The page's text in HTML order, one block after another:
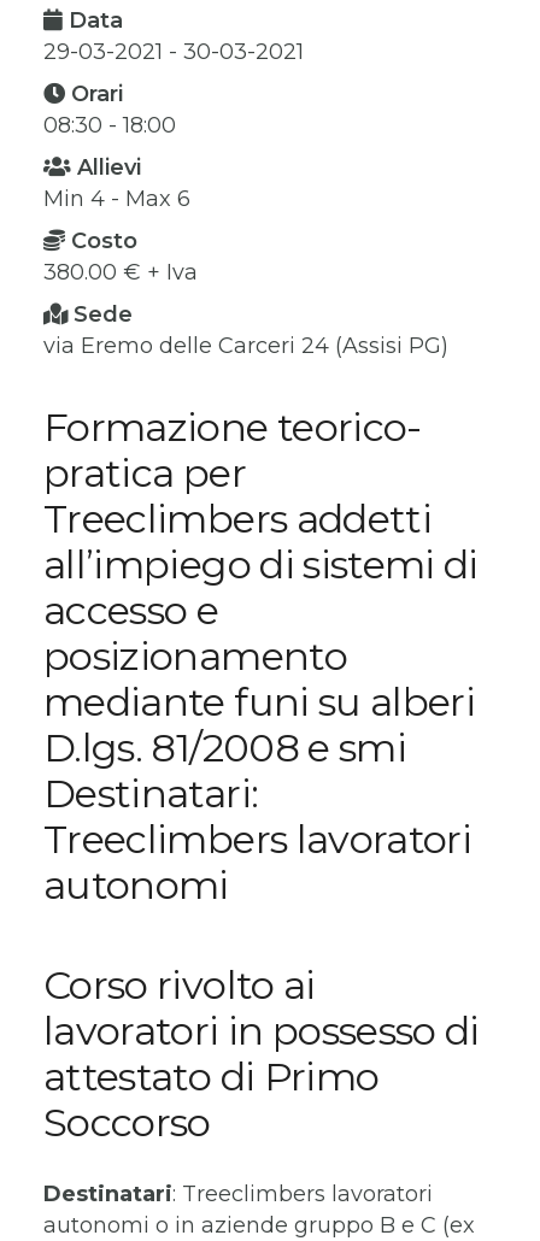
Formazione teorico-
pratica per
Treeclimbers addetti
all’impiego di sistemi di
accesso e
posizionamento
mediante funi su alberi
D.lgs. 81/2008 e smi
Destinatari:
Treeclimbers lavoratori
autonomi
Corso rivolto ai
lavoratori in possesso di
attestato di Primo
Soccorso
Destinatari: Treeclimbers lavoratori
autonomi o in aziende gruppo B e C (ex
Data
29-03-2021 - 30-03-2021
Orari
08:30 - 18:00
Allievi
Min 4 - Max 6
Costo
380.00 € + Iva
Sede
via Eremo delle Carceri 24 (Assisi PG)